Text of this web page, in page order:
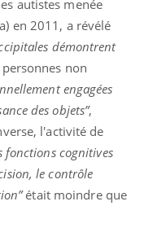
autistes menée
en 2011, a révélé
démontrent
non
engagées
des objets”,
l'activité de
fonctions cognitives
le contrôle
était moindre que